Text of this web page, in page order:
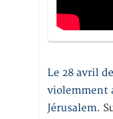
Le 28 avril
violemment
Jérusalem.